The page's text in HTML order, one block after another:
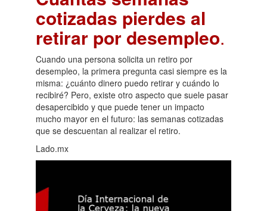
cotizadas pierdes al
retirar por desempleo.
Cuando una persona solicita un retiro por
desempleo, la primera pregunta casi siempre es la
misma: ¿cuánto dinero puedo retirar y cuándo lo
recibiré? Pero, existe otro aspecto que suele pasar
desapercibido y que puede tener un impacto
mucho mayor en el futuro: las semanas cotizadas
que se descuentan al realizar el retiro.
Lado.mx